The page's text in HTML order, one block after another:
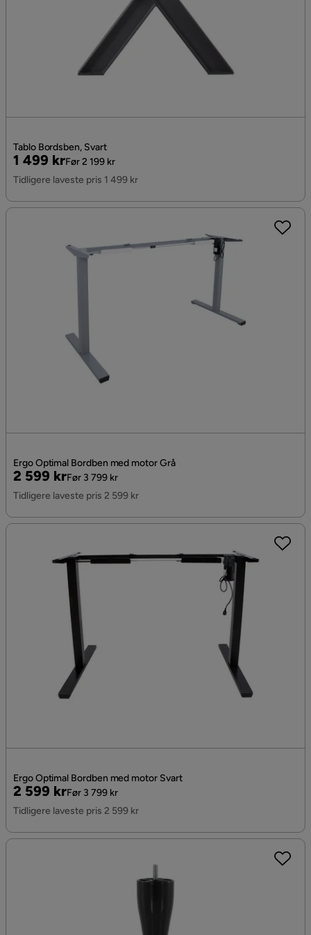
Tablo Bordsben, Svart
Pris
1 499 kr
Original
Pris
Før 2 199 kr
Tidligere laveste pris 1 499 kr
Ergo Optimal Bordben med motor Grå
Pris
2 599 kr
Original
Pris
Før 3 799 kr
Tidligere laveste pris 2 599 kr
Ergo Optimal Bordben med motor Svart
Pris
2 599 kr
Original
Pris
Før 3 799 kr
Tidligere laveste pris 2 599 kr